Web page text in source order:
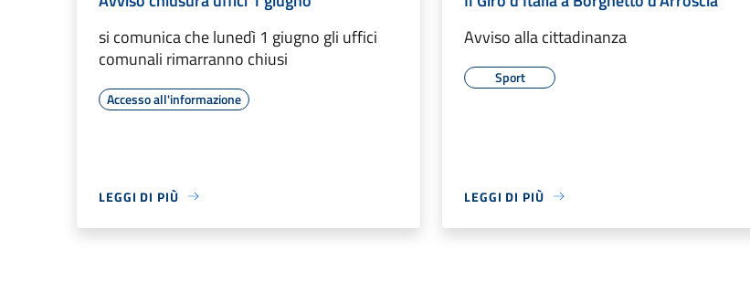
si comunica che lunedì 1 giugno gli uffici
comunali rimarranno chiusi
Accesso all'informazione
LEGGI DI PIÙ
Avviso alla cittadinanza
Sport
LEGGI DI PIÙ